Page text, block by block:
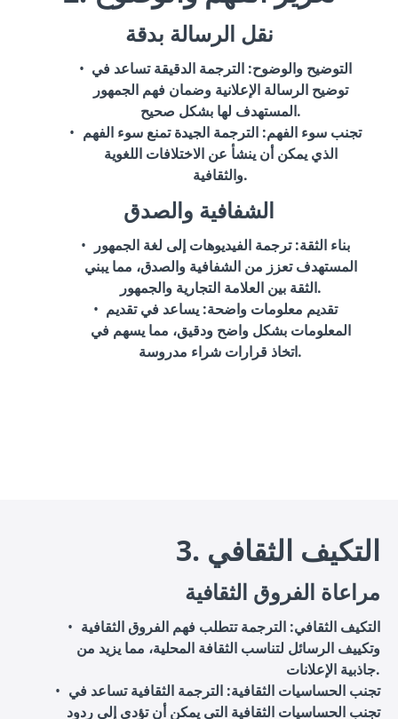
نقل الرسالة بدقة
التوضيح والوضوح: الترجمة الدقيقة تساعد في
توضيح الرسالة الإعلانية وضمان فهم الجمهور
المستهدف لها بشكل صحيح.
تجنب سوء الفهم: الترجمة الجيدة تمنع سوء الفهم
الذي يمكن أن ينشأ عن الاختلافات اللغوية
والثقافية.
الشفافية والصدق
بناء الثقة: ترجمة الفيديوهات إلى لغة الجمهور
المستهدف تعزز من الشفافية والصدق، مما يبني
الثقة بين العلامة التجارية والجمهور.
تقديم معلومات واضحة: يساعد في تقديم
المعلومات بشكل واضح ودقيق، مما يسهم في
اتخاذ قرارات شراء مدروسة.
3. التكيف الثقافي
مراعاة الفروق الثقافية
التكيف الثقافي: الترجمة تتطلب فهم الفروق الثقافية
وتكييف الرسائل لتناسب الثقافة المحلية، مما يزيد من
جاذبية الإعلانات.
تجنب الحساسيات الثقافية: الترجمة الثقافية تساعد في
تجنب الحساسيات الثقافية التي يمكن أن تؤدي إلى ردود